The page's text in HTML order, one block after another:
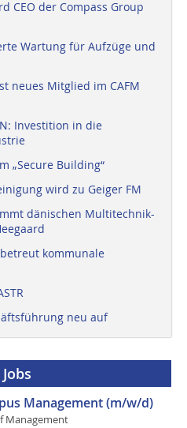
CEO der Compass Group
Wartung für Aufzüge und
neues Mitglied im CAFM
Investition in die
„Secure Building“
wird zu Geiger FM
dänischen Multitechnik-
kommunale
neu auf
Management (m/w/d)
Management